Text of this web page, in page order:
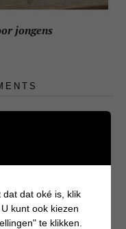
jongens
vies of stuk maken.
dingen.
dat dat oké is, klik
kunt ook kiezen
te klikken.